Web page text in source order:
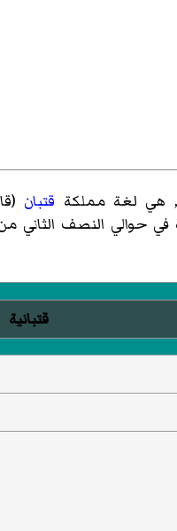
, هي لغة مملكة قتبان
حوالي النصف الثاني من
قتبانية